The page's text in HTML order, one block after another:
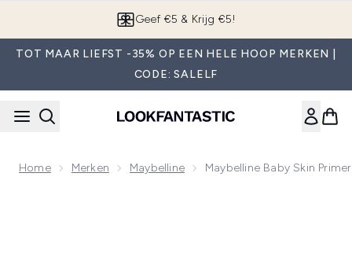
App downloaden
TOT MAAR LIEFST -35% OP EEN HELE HOOP MERKEN |
CODE: SALELF
Home Merken Maybelline Maybelline Baby Skin Primer